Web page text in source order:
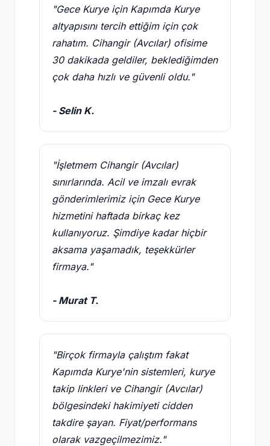
"Gece Kurye için Kapımda Kurye
altyapısını tercih ettiğim için çok
rahatım. Cihangir (Avcılar) ofisime
30 dakikada geldiler, beklediğimden
çok daha hızlı ve güvenli oldu."
- Selin K.
"İşletmem Cihangir (Avcılar)
sınırlarında. Acil ve imzalı evrak
gönderimlerimiz için Gece Kurye
hizmetini haftada birkaç kez
kullanıyoruz. Şimdiye kadar hiçbir
aksama yaşamadık, teşekkürler
firmaya."
- Murat T.
"Birçok firmayla çalıştım fakat
Kapımda Kurye'nin sistemleri, kurye
takip linkleri ve Cihangir (Avcılar)
bölgesindeki hakimiyeti cidden
takdire şayan. Fiyat/performans
olarak vazgeçilmezimiz."